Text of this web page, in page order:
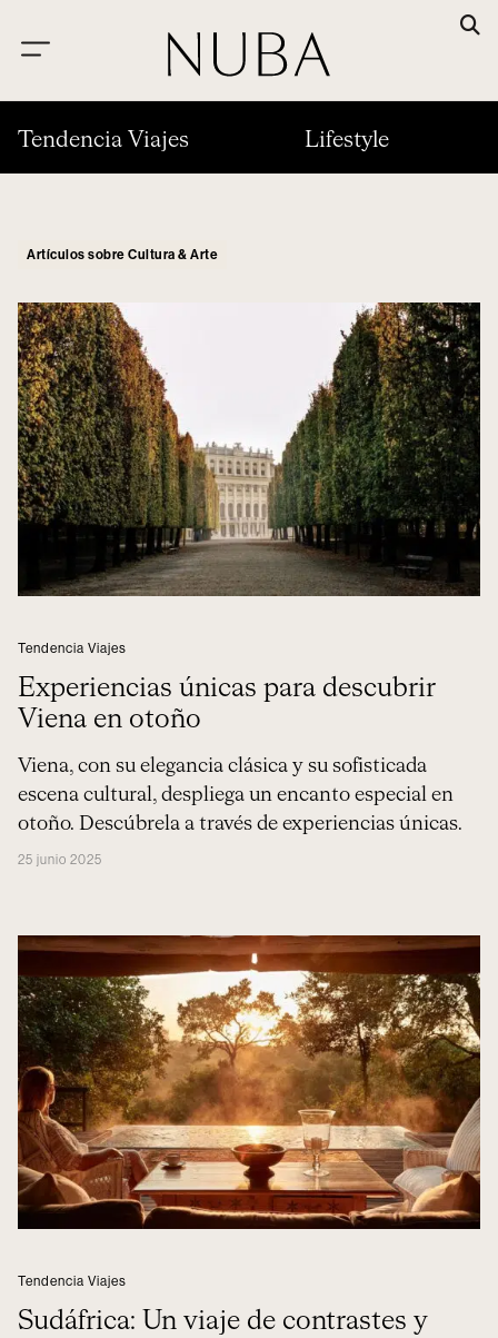
Tendencia Viajes Lifestyle
Artículos sobre Cultura & Arte
Tendencia Viajes
Experiencias únicas para descubrir
Viena en otoño
Viena, con su elegancia clásica y su sofisticada
escena cultural, despliega un encanto especial en
otoño. Descúbrela a través de experiencias únicas.
25 junio 2025
Tendencia Viajes
Sudáfrica: Un viaje de contrastes y